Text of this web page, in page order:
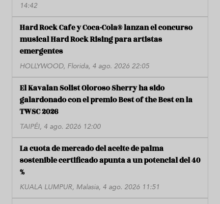
14:42
Hard Rock Cafe y Coca-Cola® lanzan el concurso
musical Hard Rock Rising para artistas
emergentes
HOLLYWOOD, Florida, 4 ago. 2026 22:05
El Kavalan Solist Oloroso Sherry ha sido
galardonado con el premio Best of the Best en la
TWSC 2026
TAIPÉI, 4 ago. 2026 12:00
La cuota de mercado del aceite de palma
sostenible certificado apunta a un potencial del 40
%
KUALA LUMPUR, Malasia, 4 ago. 2026 11:51